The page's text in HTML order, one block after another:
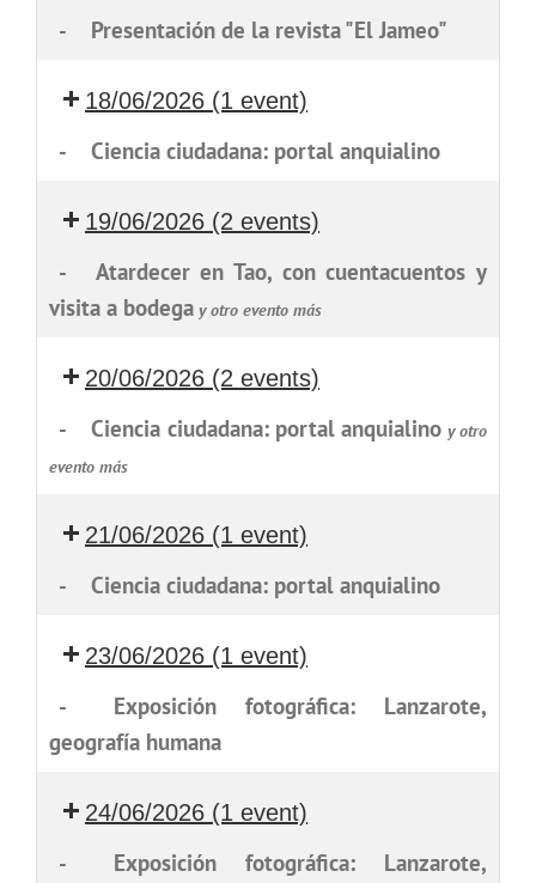
- Presentación de la revista "El Jameo"
18/06/2026 (1 event)
- Ciencia ciudadana: portal anquialino
19/06/2026 (2 events)
-
Atardecer en Tao, con cuentacuentos y
visita a bodegay otro evento más
20/06/2026 (2 events)
- Ciencia ciudadana: portal anquialino y otro
evento más
21/06/2026 (1 event)
- Ciencia ciudadana: portal anquialino
23/06/2026 (1 event)
-
Exposición fotográfica: Lanzarote,
geografía humana
24/06/2026 (1 event)
-
Exposición fotográfica: Lanzarote,